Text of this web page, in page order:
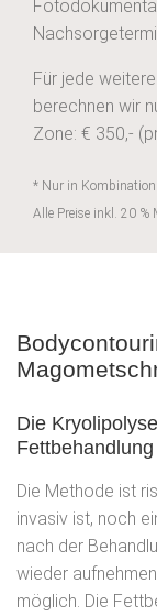
Für jede
berechnen wir
Zone: € 350,-
* Nur in Kombination
Alle Preise inkl. 20 %
Die
Fettbehandlung
Die Methode ist
invasiv ist, noch
nach der
wieder
möglich. Die